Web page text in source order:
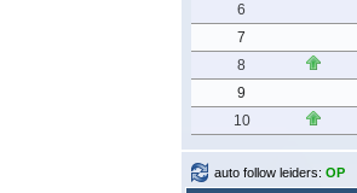
6
7
8
9
10
auto follow leiders: OP